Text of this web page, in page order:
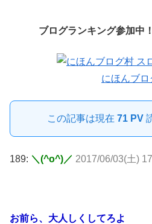
ブログランキング参加中
にほんブロ
この記事は現在 71 PV
189: ＼(^o^)／ 2017/06/03(土)
お前ら、大人しくしてろよ